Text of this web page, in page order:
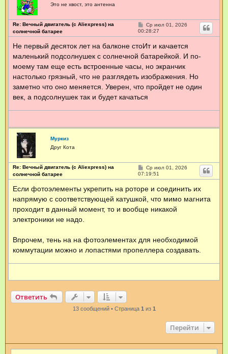
Это не хвост, это антенна
Re: Вечный двигатель (с Aliexpress) на
солнечной батарее
С
о
о
б
щ
е
и
Ср июл 01, 2026
00:28:27
Не первый десяток лет на балконе стоИт и качается
маленький подсолнушек с солнечной батарейкой. И по-
моему там еще есть встроенные часы, но экранчик
настолько грязный, что не разглядеть изображения. Но
заметно что оно меняется. Уверен, что пройдет не один
век, а подсолнушек так и будет качаться
Муркиз
Друг Кота
Re: Вечный двигатель (с Aliexpress) на
солнечной батарее
С
о
о
щ
е
н
и
Ср июл 01, 2026
07:19:51
Если фотоэлементы укрепить на роторе и соединить их
напрямую с соответствующей катушкой, что мимо магнита
проходит в данный момент, то и вообще никакой
электроники не надо.
Впрочем, тень на на фотоэлементах для необходимой
коммутации можно и лопастями пропеллера создавать.
Ответить
13 сообщений • Страница 1 из 1
Перейти